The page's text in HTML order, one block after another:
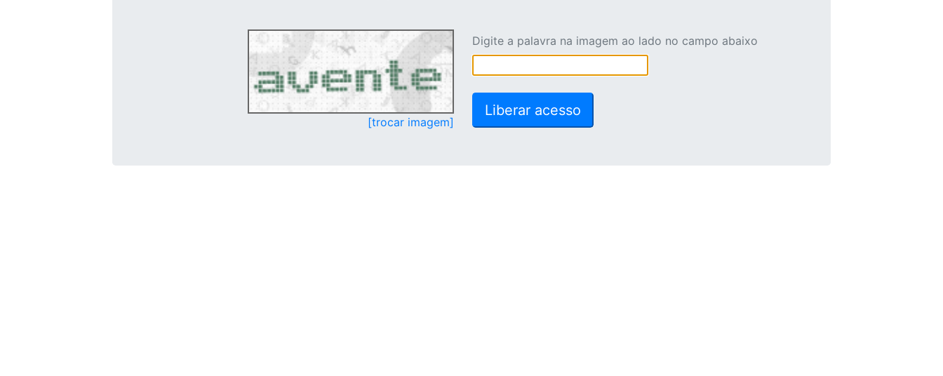
[trocar imagem]
Digite a palavra na imagem ao lado no campo abaixo